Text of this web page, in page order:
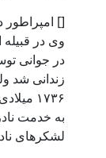
[] امپراطور
وی در قبیله
در جوانی
زندانی شد
۱۷۳۶
به خدمت
لشکرهای